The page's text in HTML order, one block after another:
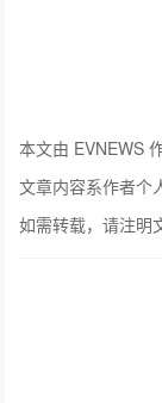
本文由 EVNEWS
文章内容系作者个
如需转载，请注明